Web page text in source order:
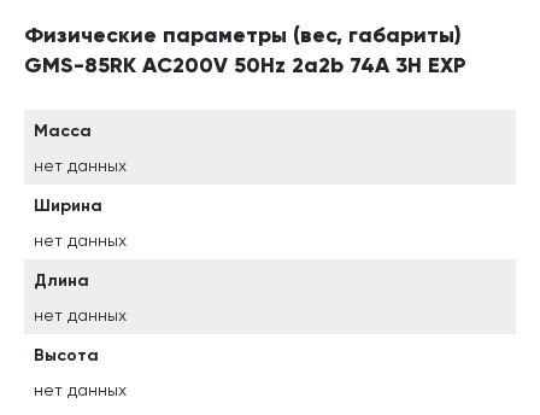
Физические параметры (вес, габариты)
GMS-85RK AC200V 50Hz 2a2b 74A 3H EXP
Масса
нет данных
Ширина
нет данных
Длина
нет данных
Высота
нет данных